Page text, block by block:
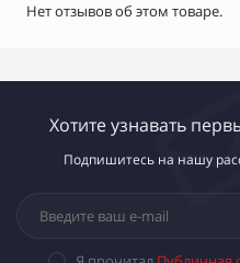
Нет отзывов об этом товаре.
Хотите узнавать
Подпишитесь на нашу